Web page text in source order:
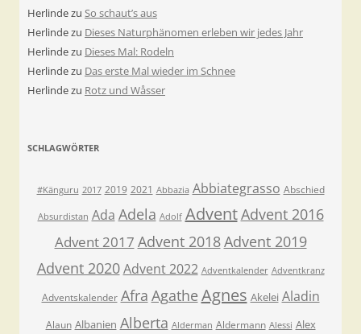
Herlindezu So schaut’s aus
Herlindezu Dieses Naturphänomen erleben wir jedes Jahr
Herlindezu Dieses Mal: Rodeln
Herlindezu Das erste Mal wieder im Schnee
Herlindezu Rotz und Wåsser
SCHLAGWÖRTER
#Känguru 2017 2019 2021 Abbazia Abbiategrasso Abschied
Absurdistan Ada Adela Adolf AdventAdvent 2016
Advent 2017 Advent 2018Advent 2019
Advent 2020 Advent 2022 Adventkalender Adventkranz
Adventskalender Afra Agathe Agnes Akelei Aladin
Alaun Albanien Alberta Alderman Aldermann Alessi Alex